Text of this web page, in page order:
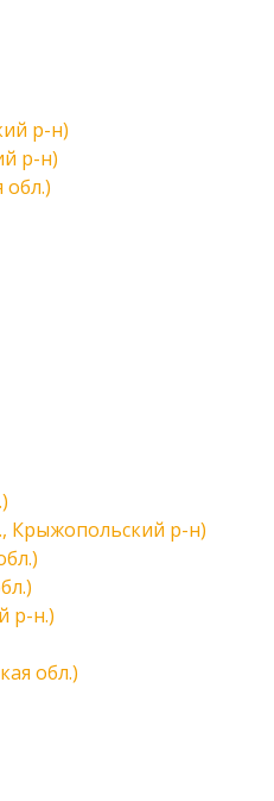
р-н)
р-н)
Крыжопольский р-н)
р-н.)
обл.)